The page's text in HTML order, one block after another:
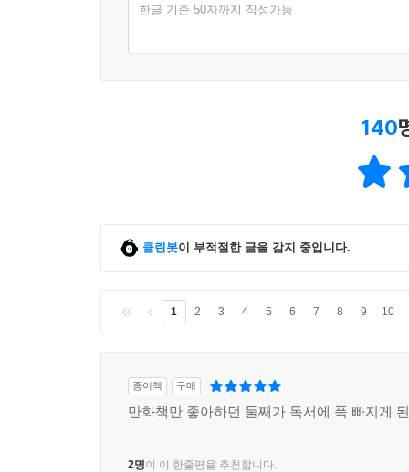
한글 기준 50자까지 작성가능
140
클린봇이 부적절한 글을 감지 중입니다.
1 2 3 4 5 6 7 8 9 10
종이책 구매
만화책만 좋아하던 둘째가 독서에 푹 빠지게
2명이 이 한줄평을 추천합니다.